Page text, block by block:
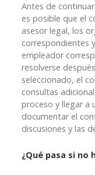
Antes de
es posible que el
asesor legal, los
correspondientes
empleador
resolverse
seleccionado, el
consultas
proceso y llegar a
documentar el
discusiones y las
¿Qué pasa si no